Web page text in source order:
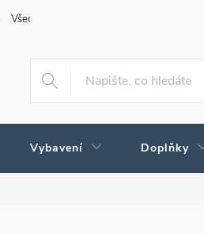
Všeobecné obchodní podmínky
Vybavení Doplňky